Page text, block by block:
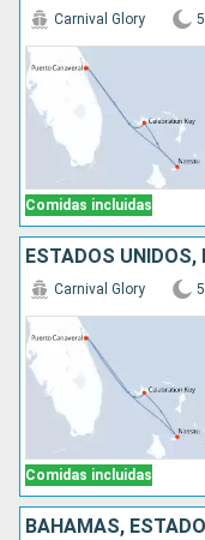
Comidas incluidas
Carnival Glory
ESTADOS
Comidas incluidas
Carnival Glory
BAHAMAS,